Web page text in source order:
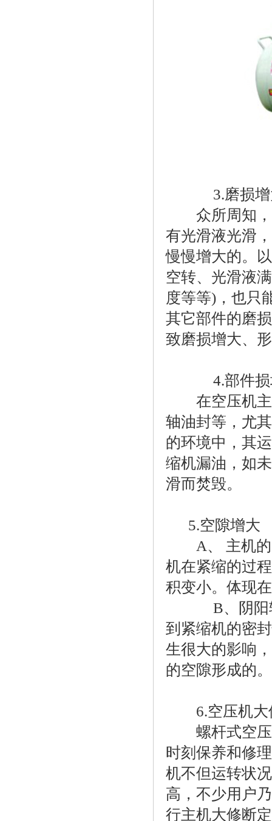
3.磨损增
众所周知，
有光滑液光滑
慢慢增大的。
空转、光滑液
度等等)，也只
其它部件的磨
致磨损增大、
4.部件损
在空压机主
轴油封等，尤
的环境中，其
缩机漏油，如
滑而焚毁。
5.空隙增大
A、 主机的
机在紧缩的过
积变小。体现
B、阴阳转
到紧缩机的密
生很大的影响
的空隙形成的。
6.空压机大
螺杆式空压
时刻保养和修
机不但运转状
高，不少用户
行主机大修断